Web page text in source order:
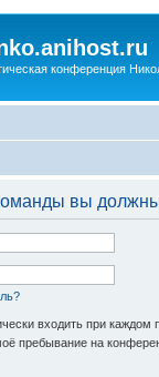
конференция
вы
входить при каждом
пребывание на